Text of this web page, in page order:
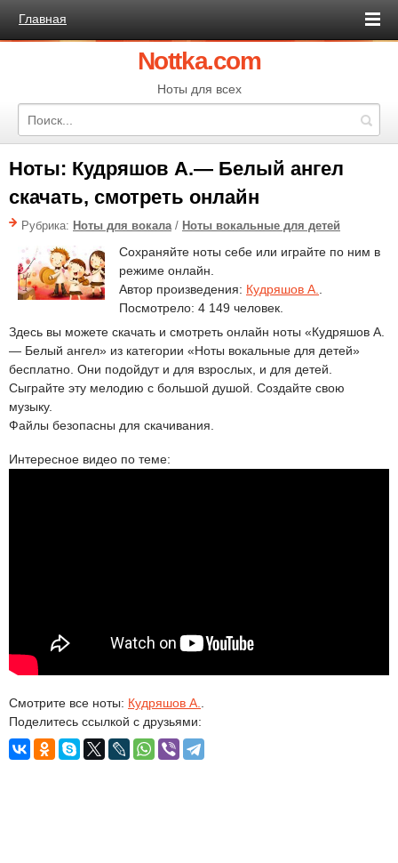
Главная
Nottka.com
Ноты для всех
Ноты: Кудряшов А.— Белый ангел
скачать, смотреть онлайн
Рубрика: Ноты для вокала/ Ноты вокальные для детей
Сохраняйте ноты себе или играйте по ним в
режиме онлайн.
Автор произведения: Кудряшов А.
Посмотрело: 4 149 человек.
Здесь вы можете скачать и смотреть онлайн ноты «Кудряшов А.
— Белый ангел» из категории «Ноты вокальные для детей»
бесплатно. Они подойдут и для взрослых, и для детей.
Сыграйте эту мелодию с большой душой. Создайте свою
музыку.
Файлы безопасны для скачивания.
Интересное видео по теме:
Смотрите все ноты: Кудряшов А.
Поделитесь ссылкой с друзьями: